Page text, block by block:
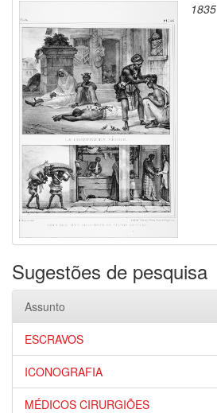
1835
Sugestões de pesquisa
Assunto
ESCRAVOS
ICONOGRAFIA
MÉDICOS CIRURGIÕES